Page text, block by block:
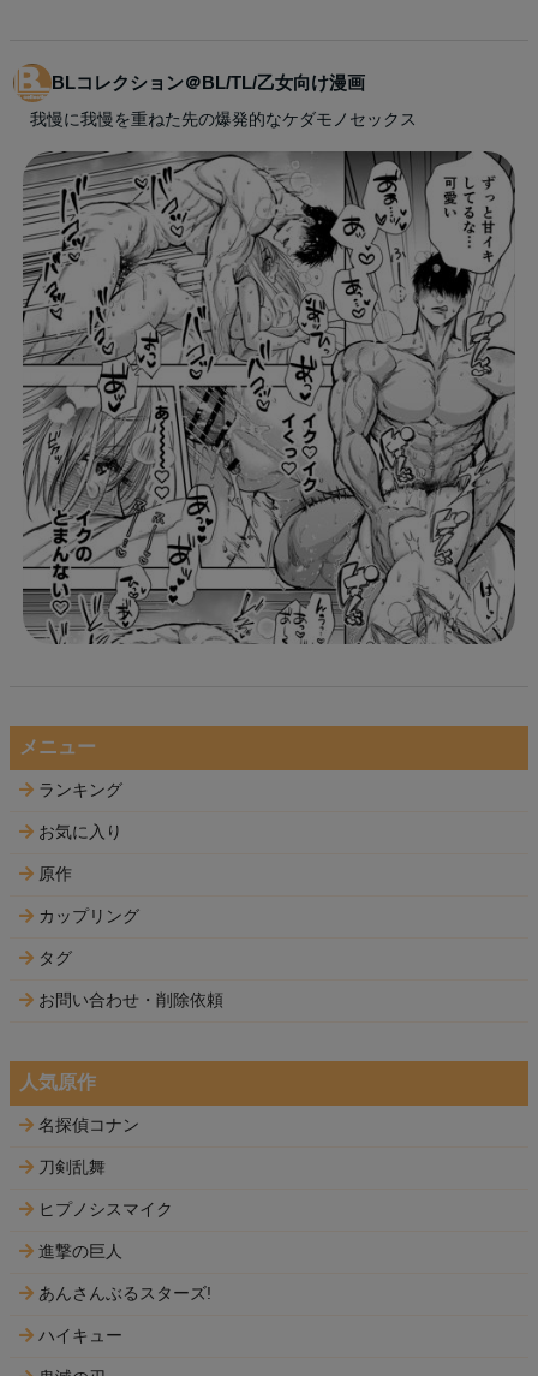
BLコレクション＠BL/TL/乙女向け漫画
我慢に我慢を重ねた先の爆発的なケダモノセックス
メニュー
ランキング
お気に入り
原作
カップリング
タグ
お問い合わせ・削除依頼
人気原作
名探偵コナン
刀剣乱舞
ヒプノシスマイク
進撃の巨人
あんさんぶるスターズ!
ハイキュー